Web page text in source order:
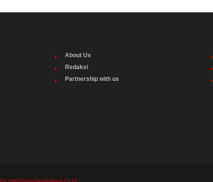
About Us
Redaksi
Partnership with us